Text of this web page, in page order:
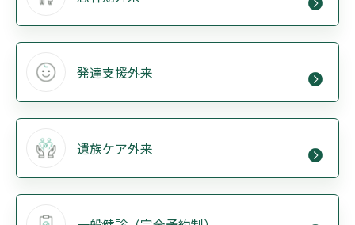
発達支援外来
遺族ケア外来